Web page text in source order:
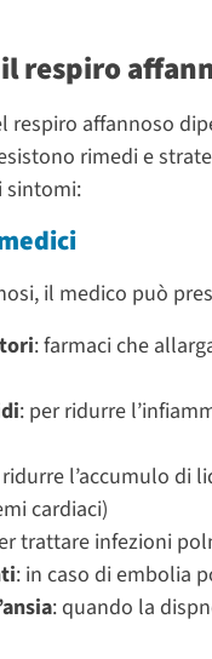
respiro
respiro affannoso
rimedi e
sintomi:
il medico può
: farmaci che
: per ridurre
l’accumulo di
cardiaci)
trattare infezioni
: in caso di embolia
: quando la